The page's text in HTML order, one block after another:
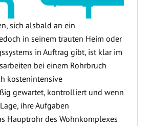
sich alsbald an ein
in seinem trauten Heim oder
in Auftrag gibt, ist klar im
bei einem Rohrbruch
kostenintensive
gewartet, kontrolliert und wenn
ihre Aufgaben
Hauptrohr des Wohnkomplexes